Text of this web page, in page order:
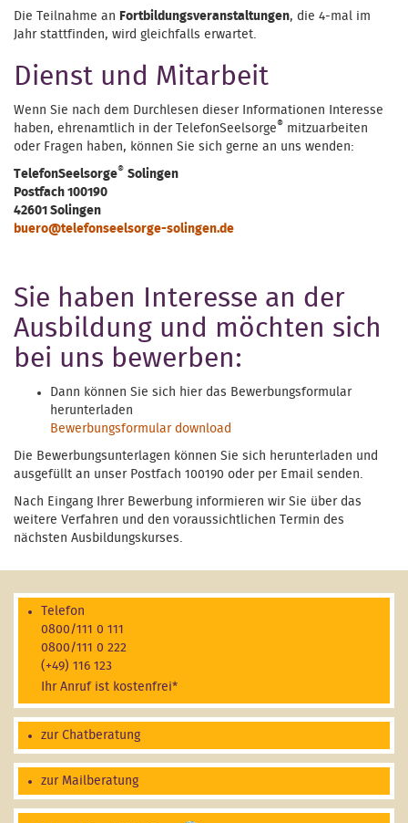
Die Teilnahme an Fortbildungsveranstaltungen, die 4-mal im
Jahr stattfinden, wird gleichfalls erwartet.
Dienst und Mitarbeit
Wenn Sie nach dem Durchlesen dieser Informationen Interesse
haben, ehrenamtlich in der TelefonSeelsorge® mitzuarbeiten
oder Fragen haben, können Sie sich gerne an uns wenden:
TelefonSeelsorge® Solingen
Postfach 100190
42601 Solingen
buero@telefonseelsorge-solingen.de
Sie haben Interesse an der
Ausbildung und möchten sich
bei uns bewerben:
Dann können Sie sich hier das Bewerbungsformular
herunterladen
Bewerbungsformular download
Die Bewerbungsunterlagen können Sie sich herunterladen und
ausgefüllt an unser Postfach 100190 oder per Email senden.
Nach Eingang Ihrer Bewerbung informieren wir Sie über das
weitere Verfahren und den voraussichtlichen Termin des
nächsten Ausbildungskurses.
Telefon
0800/111 0 111
0800/111 0 222
(+49) 116 123
Ihr Anruf ist kostenfrei*
zur Chatberatung
zur Mailberatung